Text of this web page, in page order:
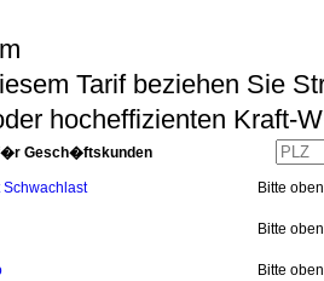
Tarif beziehen Sie
hocheffizienten Kraft-
Gesch�ftskunden
Bitte
Bitte
Bitte